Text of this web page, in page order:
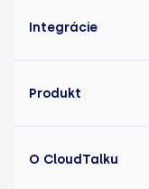
Integrácie
Produkt
O CloudTalku